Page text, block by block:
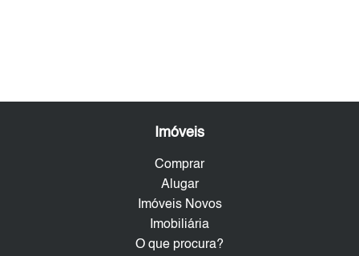
Imóveis
Comprar
Alugar
Imóveis Novos
Imobiliária
O que procura?